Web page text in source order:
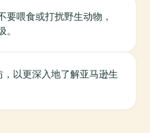
要喂食或打扰野生动物，
。
以更深入地了解亚马逊生